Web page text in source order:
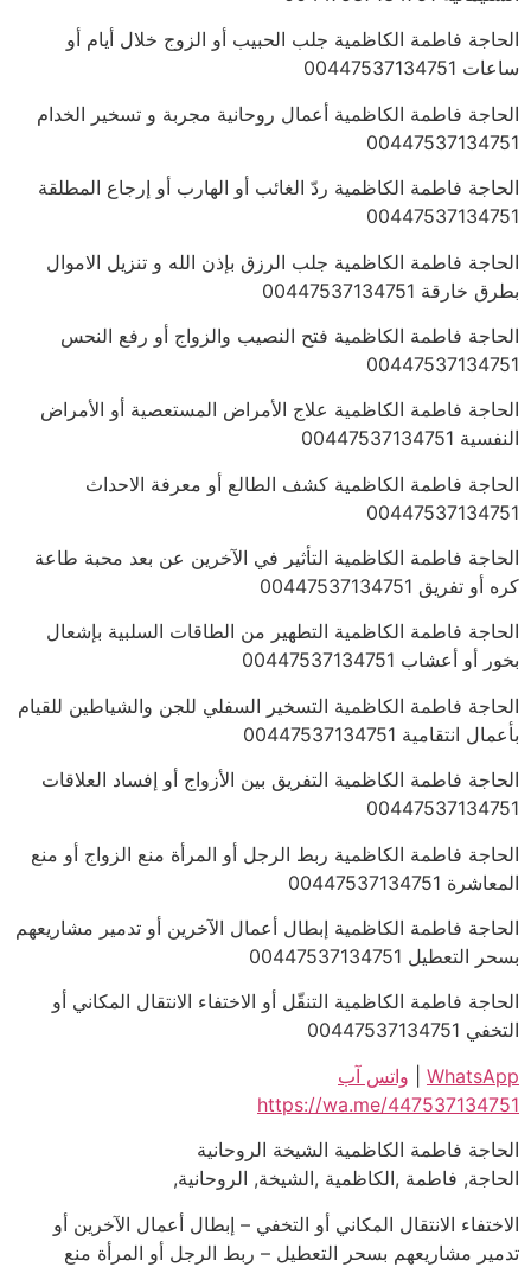
الحاجة فاطمة الكاظمية جلب الحبيب أو الزوج خلال أيام أو
ساعات 00447537134751
الحاجة فاطمة الكاظمية أعمال روحانية مجربة و تسخير الخدام
00447537134751
الحاجة فاطمة الكاظمية ردّ الغائب أو الهارب أو إرجاع المطلقة
00447537134751
الحاجة فاطمة الكاظمية جلب الرزق بإذن الله و تنزيل الاموال
بطرق خارقة 00447537134751
الحاجة فاطمة الكاظمية فتح النصيب والزواج أو رفع النحس
00447537134751
الحاجة فاطمة الكاظمية علاج الأمراض المستعصية أو الأمراض
النفسية 00447537134751
الحاجة فاطمة الكاظمية كشف الطالع أو معرفة الاحداث
00447537134751
الحاجة فاطمة الكاظمية التأثير في الآخرين عن بعد محبة طاعة
كره أو تفريق 00447537134751
الحاجة فاطمة الكاظمية التطهير من الطاقات السلبية بإشعال
بخور أو أعشاب 00447537134751
الحاجة فاطمة الكاظمية التسخير السفلي للجن والشياطين للقيام
بأعمال انتقامية 00447537134751
الحاجة فاطمة الكاظمية التفريق بين الأزواج أو إفساد العلاقات
00447537134751
الحاجة فاطمة الكاظمية ربط الرجل أو المرأة منع الزواج أو منع
المعاشرة 00447537134751
الحاجة فاطمة الكاظمية إبطال أعمال الآخرين أو تدمير مشاريعهم
بسحر التعطيل 00447537134751
الحاجة فاطمة الكاظمية التنقّل أو الاختفاء الانتقال المكاني أو
التخفي 00447537134751
WhatsApp
واتس آب
https://wa.me/447537134751
الحاجة فاطمة الكاظمية الشيخة الروحانية
الحاجة, فاطمة ,الكاظمية ,الشيخة, الروحانية,
الاختفاء الانتقال المكاني أو التخفي – إبطال أعمال الآخرين أو
تدمير مشاريعهم بسحر التعطيل – ربط الرجل أو المرأة منع